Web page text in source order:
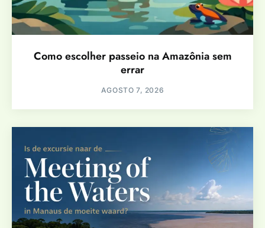
Como escolher passeio na Amazônia sem
errar
AGOSTO 7, 2026